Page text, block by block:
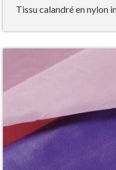
Tissu calandré en nylon